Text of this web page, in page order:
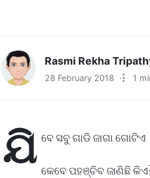
Rasmi Rekha
28 February 2018 · 1
ଯି ବେ ସବୁ ଗାଡି ଜାଗା ଗୋଟିଏ
କେବେ ପହଞ୍ଚିବ ଜାଣିଛି